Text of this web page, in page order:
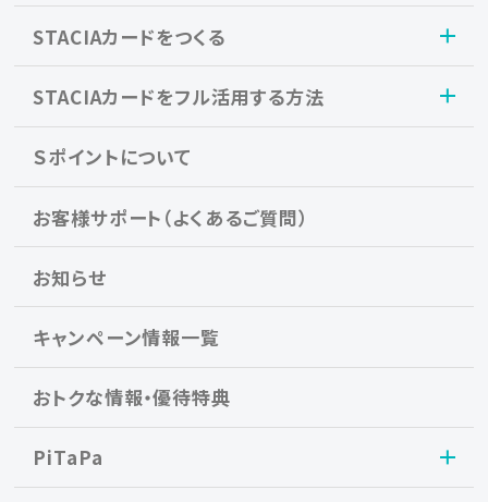
STACIAカードをつくる
STACIAカードをフル活用する方法
Ｓポイントについて
お客様サポート（よくあるご質問）
お知らせ
キャンペーン情報一覧
おトクな情報・優待特典
PiTaPa